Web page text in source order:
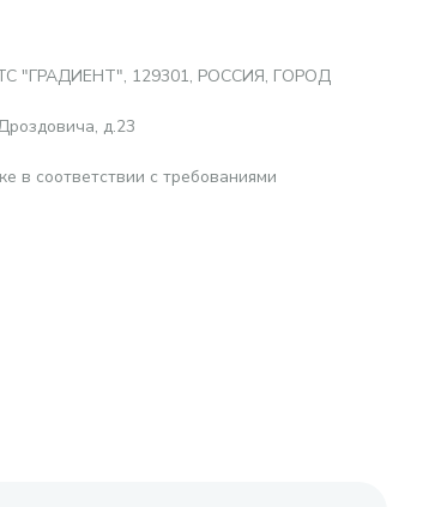
"ГРАДИЕНТ", 129301, РОССИЯ, ГОРОД
д.23
в соответствии с требованиями